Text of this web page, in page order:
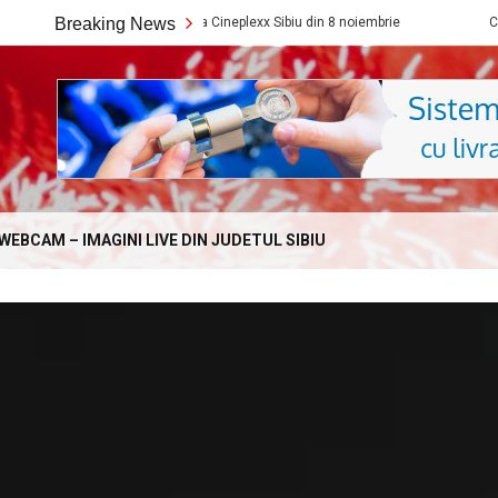
Breaking News
Ce filme noi vedem la Cineplexx Sibiu din 8 noiembrie Ce filme
– IMAGINI LIVE DIN JUDETUL SIBIU